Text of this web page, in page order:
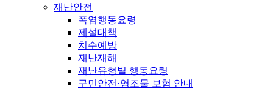
재난안전
폭염행동요령
제설대책
치수예방
재난재해
재난유형별 행동요령
구민안전·영조물 보험 안내